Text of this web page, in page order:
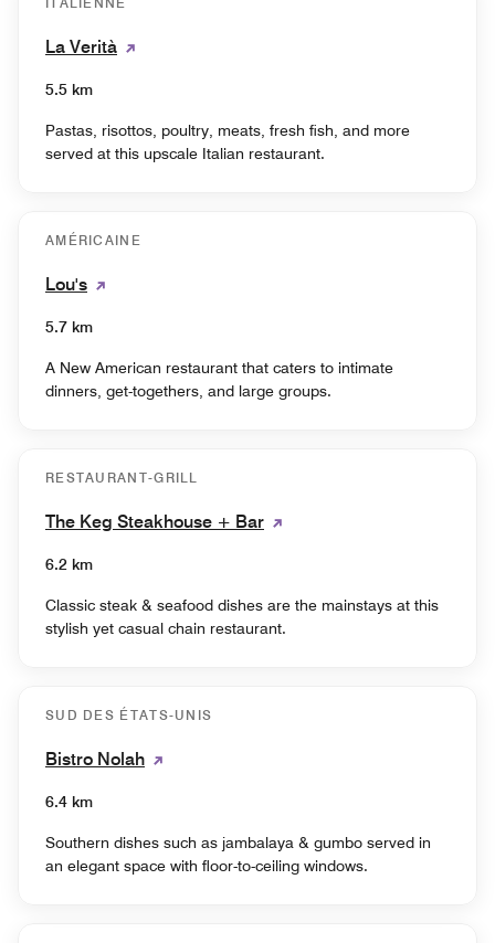
La Verità
5.5 km
Pastas, risottos, poultry, meats, fresh fish, and more
served at this upscale Italian restaurant.
AMÉRICAINE
Lou's
5.7 km
A New American restaurant that caters to intimate
dinners, get-togethers, and large groups.
RESTAURANT-GRILL
The Keg Steakhouse + Bar
6.2 km
Classic steak & seafood dishes are the mainstays at this
stylish yet casual chain restaurant.
SUD DES ÉTATS-UNIS
Bistro Nolah
6.4 km
Southern dishes such as jambalaya & gumbo served in
an elegant space with floor-to-ceiling windows.